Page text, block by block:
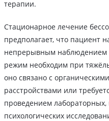
терапии.
Стационарное лечение
предполагает, что пациент
непрерывным наблюдением
режим необходим при
оно связано с
расстройствами или
проведением
психологических